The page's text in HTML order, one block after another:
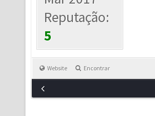
Reputação:
5
Website Encontrar